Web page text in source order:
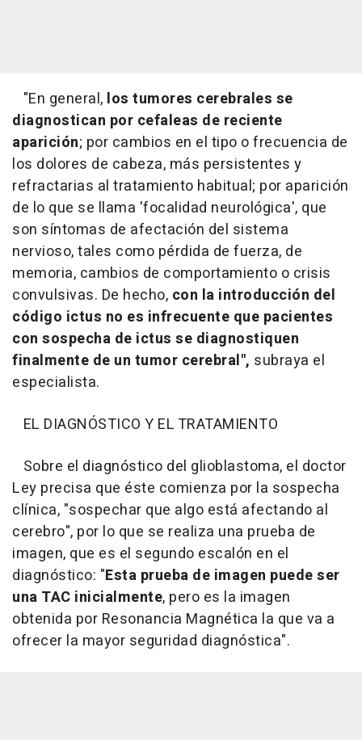
"En general, los tumores cerebrales se
diagnostican por cefaleas de reciente
aparición; por cambios en el tipo o frecuencia de
los dolores de cabeza, más persistentes y
refractarias al tratamiento habitual; por aparición
de lo que se llama 'focalidad neurológica', que
son síntomas de afectación del sistema
nervioso, tales como pérdida de fuerza, de
memoria, cambios de comportamiento o crisis
convulsivas. De hecho, con la introducción del
código ictus no es infrecuente que pacientes
con sospecha de ictus se diagnostiquen
finalmente de un tumor cerebral", subraya el
especialista.
EL DIAGNÓSTICO Y EL TRATAMIENTO
Sobre el diagnóstico del glioblastoma, el doctor
Ley precisa que éste comienza por la sospecha
clínica, "sospechar que algo está afectando al
cerebro", por lo que se realiza una prueba de
imagen, que es el segundo escalón en el
diagnóstico: "Esta prueba de imagen puede ser
una TAC inicialmente, pero es la imagen
obtenida por Resonancia Magnética la que va a
ofrecer la mayor seguridad diagnóstica".